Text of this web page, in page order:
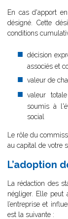
En cas d'apport
désigné. Cette
conditions
décision
associés et
valeur de
valeur
soumis à
social
Le rôle du
au capital de votre
L’adoption
La rédaction des
négliger. Elle peut
l’entreprise et
est la suivante :